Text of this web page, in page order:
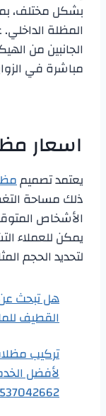
بشكل مختلف،
المظلة
الجانبين من
مباشرة في
اسعار
يعتمد تصميم
ذلك مساحة
الأشخاص
يمكن للعملاء
لتحديد الحجم
هل تبحث
القطيف
تركيب
لأفضل